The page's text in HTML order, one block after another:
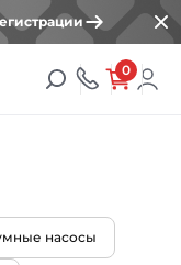
0
насосы